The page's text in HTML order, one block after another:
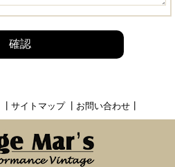
確認
サイトマップ┃ お問い合わせ